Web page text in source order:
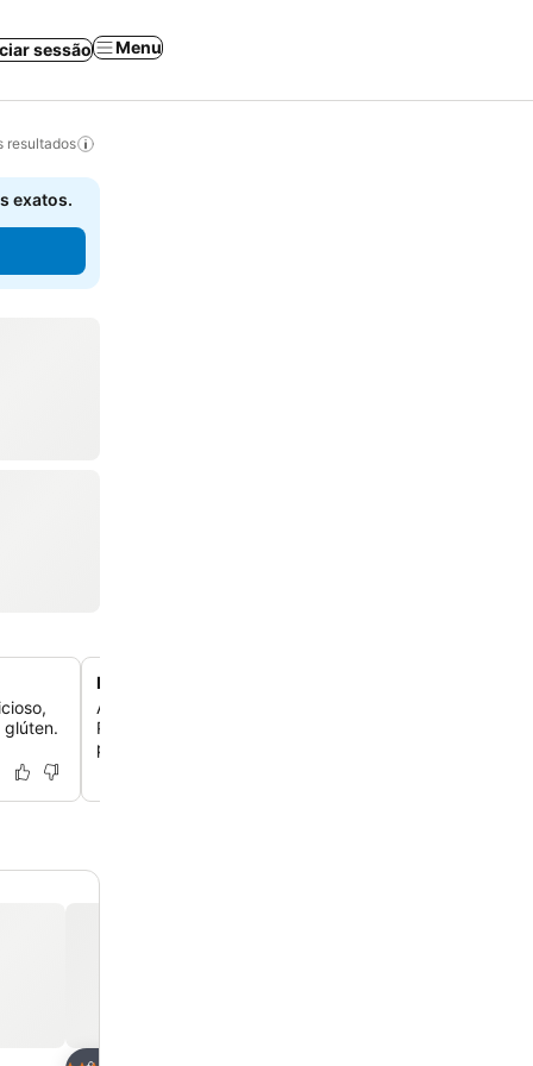
sessão Menu
resultados
exatos.
glúten.
Localização central privilegiada na cidade
Aproveite o acesso incomparável ao vibrante centro
Pelotas, com os principais pontos turísticos,
poucos passos de distância.